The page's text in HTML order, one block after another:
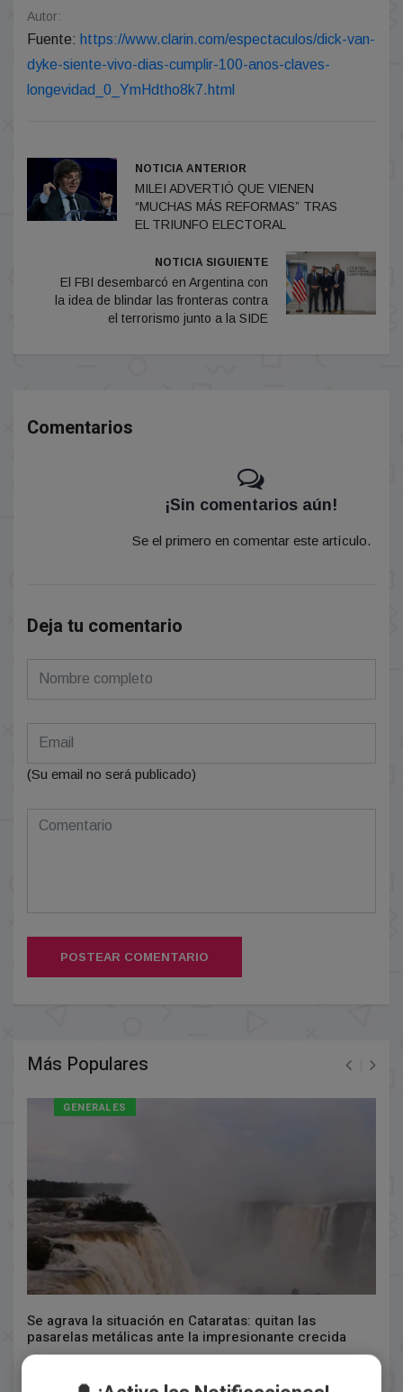
Autor:
Fuente: https://www.clarin.com/espectaculos/dick-van-
dyke-siente-vivo-dias-cumplir-100-anos-claves-
longevidad_0_YmHdtho8k7.html
NOTICIA ANTERIOR
MILEI ADVERTIÓ QUE VIENEN
“MUCHAS MÁS REFORMAS” TRAS
EL TRIUNFO ELECTORAL
NOTICIA SIGUIENTE
El FBI desembarcó en Argentina con
la idea de blindar las fronteras contra
el terrorismo junto a la SIDE
Comentarios
¡Sin comentarios aún!
Se el primero en comentar este artículo.
Deja tu comentario
(Su email no será publicado)
POSTEAR COMENTARIO
Más Populares
GENERALES
Se agrava la situación en Cataratas: quitan las
pasarelas metálicas ante la impresionante crecida